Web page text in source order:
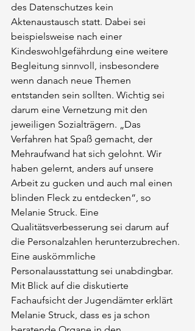
des Datenschutzes kein
Aktenaustausch statt. Dabei sei
beispielsweise nach einer
Kindeswohlgefährdung eine weitere
Begleitung sinnvoll, insbesondere
wenn danach neue Themen
entstanden sein sollten. Wichtig sei
darum eine Vernetzung mit den
jeweiligen Sozialträgern. „Das
Verfahren hat Spaß gemacht, der
Mehraufwand hat sich gelohnt. Wir
haben gelernt, anders auf unsere
Arbeit zu gucken und auch mal einen
blinden Fleck zu entdecken“, so
Melanie Struck. Eine
Qualitätsverbesserung sei darum auf
die Personalzahlen herunterzubrechen.
Eine auskömmliche
Personalausstattung sei unabdingbar.
Mit Blick auf die diskutierte
Fachaufsicht der Jugendämter erklärt
Melanie Struck, dass es ja schon